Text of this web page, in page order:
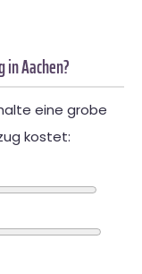
in Aachen?
eine grobe
kostet: